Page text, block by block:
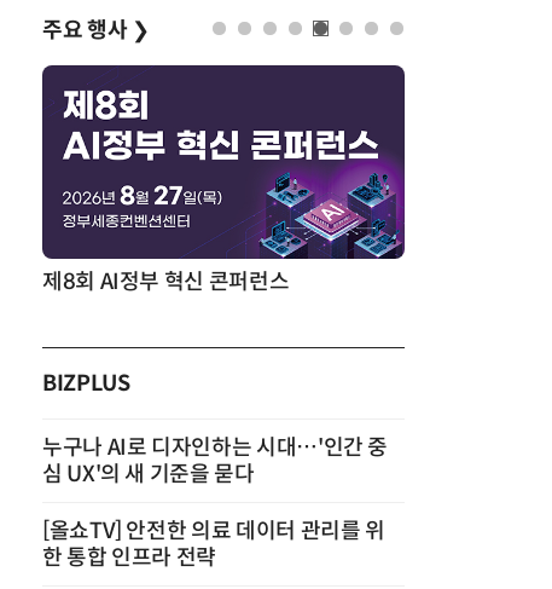
주요 행사 ❯
제8회 AI정부 혁신 콘퍼런스
BIZPLUS
누구나 AI로 디자인하는 시대…'인간 중
심 UX'의 새 기준을 묻다
[올쇼TV] 안전한 의료 데이터 관리를 위
한 통합 인프라 전략